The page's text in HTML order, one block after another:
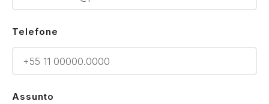
Telefone
Assunto